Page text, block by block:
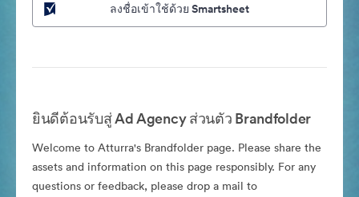
ลงชื่อเข้าใช้ด้วย Smartsheet
ยินดีต้อนรับสู่ Ad Agency ส่วนตัว Brandfolder
Welcome to Atturra's Brandfolder page. Please share the
assets and information on this page responsibly. For any
questions or feedback, please drop a mail to